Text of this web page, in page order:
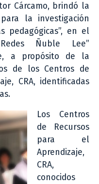
Cárcamo, brindó la
la investigación
pedagógicas”, en el
Ñuble Lee”
a propósito de la
de los Centros de
CRA, identificadas
Los Centros
de Recursos
para el
Aprendizaje,
CRA,
conocidos